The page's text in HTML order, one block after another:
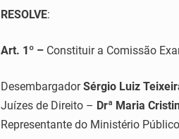
RESOLVE:
Art. 1º – Constituir a Comissão
DesembargadorSérgio Luiz
Juízes de Direito – Drª Maria
Representante do Ministério